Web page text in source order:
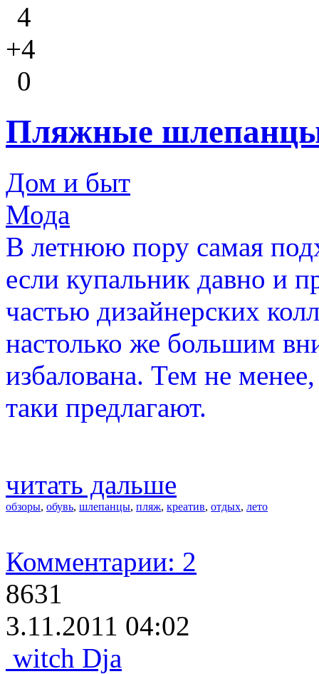
4
+4
0
Пляжные
Дом и быт
Мода
В летнюю пору самая
если купальник давно и
частью дизайнерских
настолько же большим
избалована. Тем не
таки предлагают.
читать дальше
обзоры, обувь, шлепанцы, пляж, креатив, отдых, лето
Комментарии: 2
8631
3.11.2011 04:02
witch Dja